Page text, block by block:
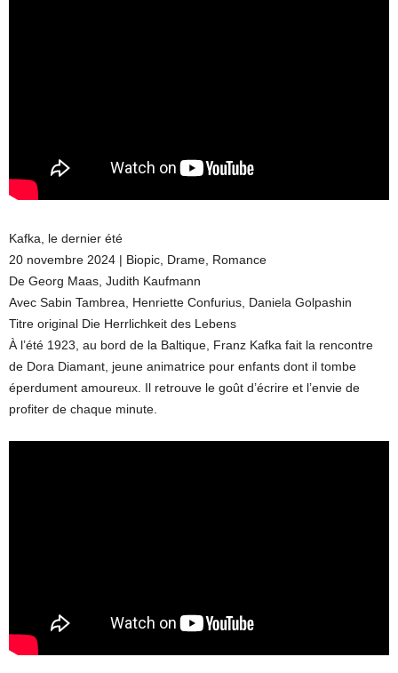
Kafka, le dernier été
20 novembre 2024 | Biopic, Drame, Romance
De Georg Maas, Judith Kaufmann
Avec Sabin Tambrea, Henriette Confurius, Daniela Golpashin
Titre original Die Herrlichkeit des Lebens
À l’été 1923, au bord de la Baltique, Franz Kafka fait la rencontre
de Dora Diamant, jeune animatrice pour enfants dont il tombe
éperdument amoureux. Il retrouve le goût d’écrire et l’envie de
profiter de chaque minute.